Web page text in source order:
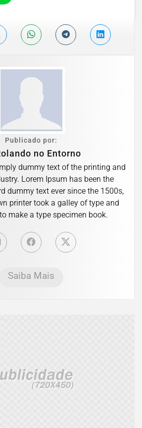
Publicado por:
no Entorno
dummy text of the printing and
Lorem Ipsum has been the
dummy text ever since the 1500s,
printer took a galley of type and
make a type specimen book.
Saiba Mais